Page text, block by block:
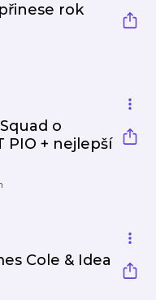
rok
o
PIO + nejlepší
Cole & Idea